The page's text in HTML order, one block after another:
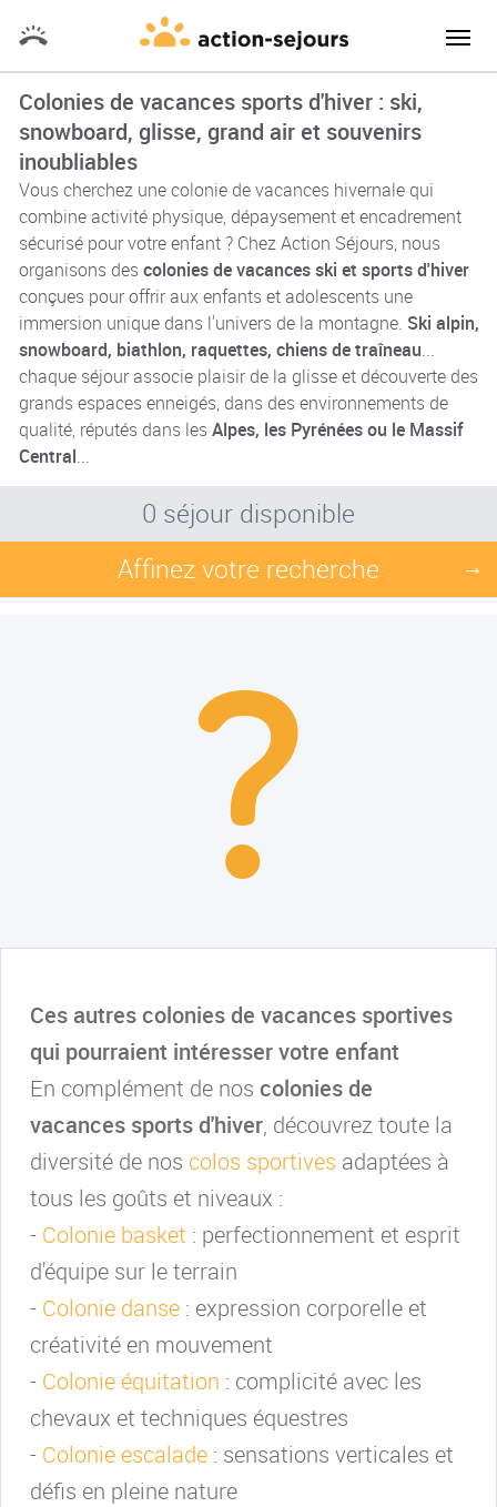
Colonies de vacances sports d'hiver : ski,
snowboard, glisse, grand air et souvenirs
inoubliables
Vous cherchez une colonie de vacances hivernale qui
combine activité physique, dépaysement et encadrement
sécurisé pour votre enfant ? Chez Action Séjours, nous
organisons descolonies de vacances ski et sports d'hiver
conçues pour offrir aux enfants et adolescents une
immersion unique dans l'univers de la montagne. Ski alpin,
snowboard, biathlon, raquettes, chiens de traîneau...
chaque séjour associe plaisir de la glisse et découverte des
grands espaces enneigés, dans des environnements de
qualité, réputés dans lesAlpes, les Pyrénées ou le Massif
Central...
0 séjour disponible
Affinez votre recherche
→
Ces autres colonies de vacances sportives
qui pourraient intéresser votre enfant
En complément de nos colonies de
vacances sports d'hiver, découvrez toute la
diversité de nos colos sportives adaptées à
tous les goûts et niveaux :
- Colonie basket : perfectionnement et esprit
d'équipe sur le terrain
- Colonie danse : expression corporelle et
créativité en mouvement
- Colonie équitation : complicité avec les
chevaux et techniques équestres
- Colonie escalade : sensations verticales et
défis en pleine nature
?